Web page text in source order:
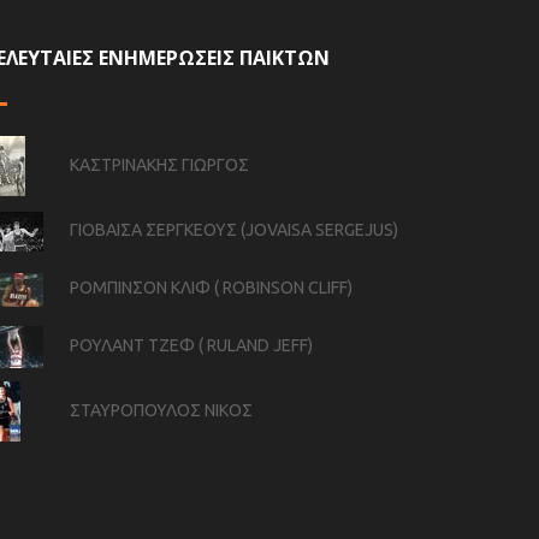
ΕΝΗΜΕΡΩΣΕΙΣ ΠΑΙΚΤΩΝ
ΚΑΣΤΡΙΝΑΚΗΣ ΓΙΩΡΓΟΣ
ΓΙΟΒΑΙΣΑ ΣΕΡΓΚΕΟΥΣ (JOVAISA SERGEJUS)
ΡΟΜΠΙΝΣΟΝ ΚΛΙΦ ( ROBINSON CLIFF)
ΡΟΥΛΑΝΤ ΤΖΕΦ ( RULAND JEFF)
ΣΤΑΥΡΟΠΟΥΛΟΣ ΝΙΚΟΣ